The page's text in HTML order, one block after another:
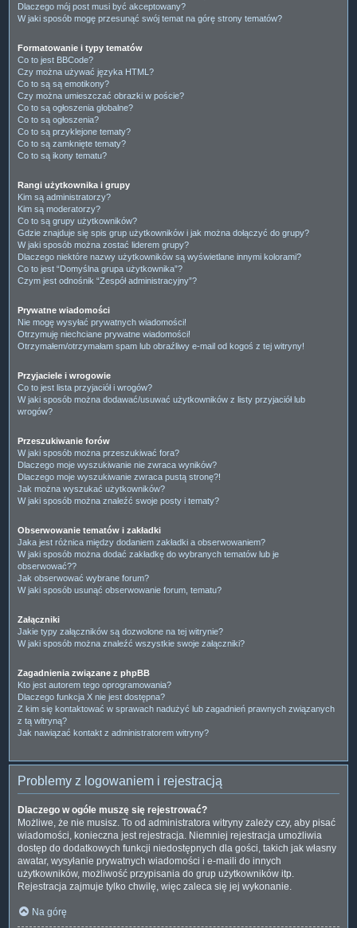
Dlaczego mój post musi być akceptowany?
W jaki sposób mogę przesunąć swój temat na górę strony tematów?
Formatowanie i typy tematów
Co to jest BBCode?
Czy można używać języka HTML?
Co to są są emotikony?
Czy można umieszczać obrazki w poście?
Co to są ogłoszenia globalne?
Co to są ogłoszenia?
Co to są przyklejone tematy?
Co to są zamknięte tematy?
Co to są ikony tematu?
Rangi użytkownika i grupy
Kim są administratorzy?
Kim są moderatorzy?
Co to są grupy użytkowników?
Gdzie znajduje się spis grup użytkowników i jak można dołączyć do grupy?
W jaki sposób można zostać liderem grupy?
Dlaczego niektóre nazwy użytkowników są wyświetlane innymi kolorami?
Co to jest “Domyślna grupa użytkownika”?
Czym jest odnośnik “Zespół administracyjny”?
Prywatne wiadomości
Nie mogę wysyłać prywatnych wiadomości!
Otrzymuję niechciane prywatne wiadomości!
Otrzymałem/otrzymałam spam lub obraźliwy e-mail od kogoś z tej witryny!
Przyjaciele i wrogowie
Co to jest lista przyjaciół i wrogów?
W jaki sposób można dodawać/usuwać użytkowników z listy przyjaciół lub
wrogów?
Przeszukiwanie forów
W jaki sposób można przeszukiwać fora?
Dlaczego moje wyszukiwanie nie zwraca wyników?
Dlaczego moje wyszukiwanie zwraca pustą stronę?!
Jak można wyszukać użytkowników?
W jaki sposób można znaleźć swoje posty i tematy?
Obserwowanie tematów i zakładki
Jaka jest różnica między dodaniem zakładki a obserwowaniem?
W jaki sposób można dodać zakładkę do wybranych tematów lub je
obserwować??
Jak obserwować wybrane forum?
W jaki sposób usunąć obserwowanie forum, tematu?
Załączniki
Jakie typy załączników są dozwolone na tej witrynie?
W jaki sposób można znaleźć wszystkie swoje załączniki?
Zagadnienia związane z phpBB
Kto jest autorem tego oprogramowania?
Dlaczego funkcja X nie jest dostępna?
Z kim się kontaktować w sprawach nadużyć lub zagadnień prawnych związanych
z tą witryną?
Jak nawiązać kontakt z administratorem witryny?
Problemy z logowaniem i rejestracją
Dlaczego w ogóle muszę się rejestrować?
Możliwe, że nie musisz. To od administratora witryny zależy czy, aby pisać
wiadomości, konieczna jest rejestracja. Niemniej rejestracja umożliwia
dostęp do dodatkowych funkcji niedostępnych dla gości, takich jak własny
awatar, wysyłanie prywatnych wiadomości i e-maili do innych
użytkowników, możliwość przypisania do grup użytkowników itp.
Rejestracja zajmuje tylko chwilę, więc zaleca się jej wykonanie.
Na górę